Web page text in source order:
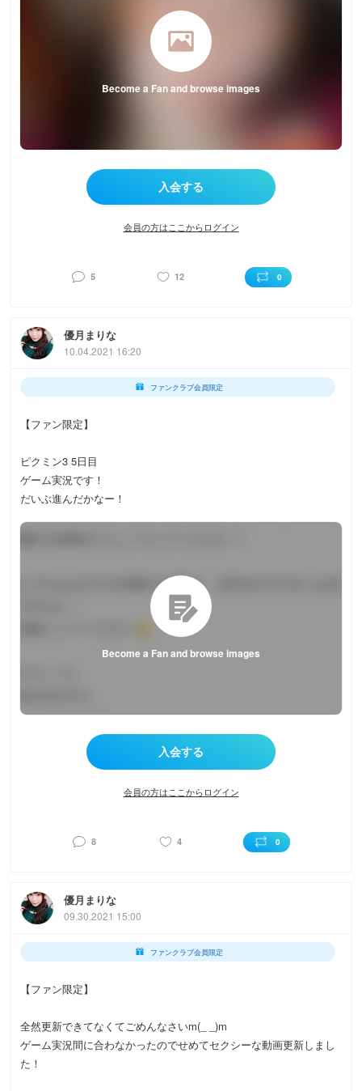
Become a Fan and browse images
会員の方はここからログイン
5 12 0
優月まりな
10.04.2021 16:20
ファンクラブ会員限定
【ファン限定】
ピクミン3 5日目
ゲーム実況です！
だいぶ進んだかなー！
Become a Fan and browse images
会員の方はここからログイン
8 4 0
優月まりな
09.30.2021 15:00
ファンクラブ会員限定
【ファン限定】
全然更新できてなくてごめんなさいm(_ _)m
ゲーム実況間に合わなかったのでせめてセクシーな動画更新しまし
た！